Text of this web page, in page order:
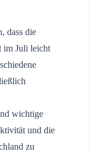
dass die
im Juli leicht
wichtige
und die
zu